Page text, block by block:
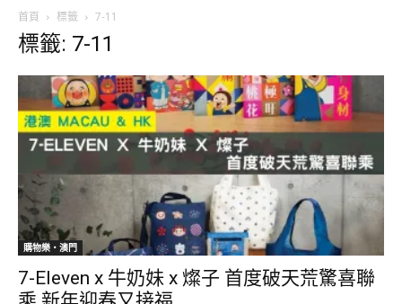
首頁 標籤 7-11
標籤: 7-11
購物樂‧澳門
7-Eleven x 牛奶妹 x 燦子 首度破天荒驚喜聯